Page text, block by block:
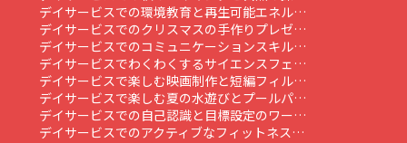
デイサービスでの環境教育と再生可能エネル…
デイサービスでのクリスマスの手作りプレゼ…
デイサービスでのコミュニケーションスキル…
デイサービスでわくわくするサイエンスフェ…
デイサービスで楽しむ映画制作と短編フィル…
デイサービスで楽しむ夏の水遊びとプールパ…
デイサービスでの自己認識と目標設定のワー…
デイサービスでのアクティブなフィットネス…